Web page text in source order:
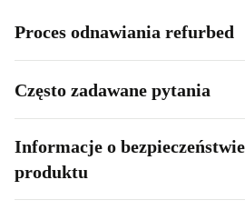
Proces odnawiania refurbed
Często zadawane pytania
Informacje o
produktu